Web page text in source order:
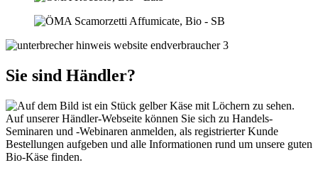
Sie sind Händler?
Auf unserer Händler-Webseite können Sie sich zu Handels-
Seminaren und -Webinaren anmelden, als registrierter Kunde
Bestellungen aufgeben und alle Informationen rund um unsere guten
Bio-Käse finden.